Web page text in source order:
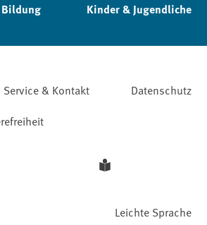
Bildung Kinder & Jugendliche
Service & Kontakt
Datenschutz
Leichte Sprache